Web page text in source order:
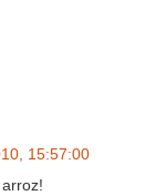
15:57:00